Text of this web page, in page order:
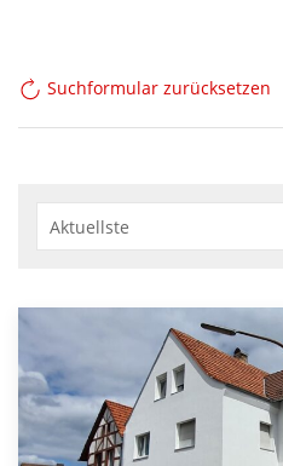
Suchformular zurücksetzen